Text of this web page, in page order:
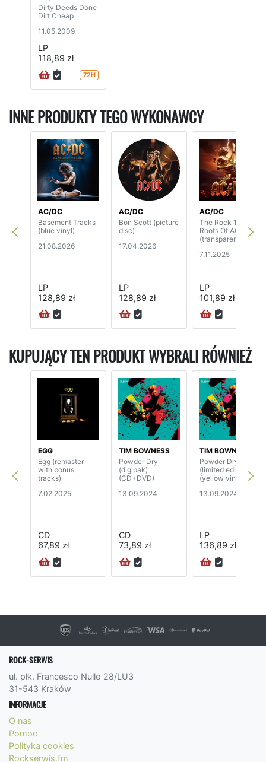
Dirty Deeds Done
Dirt Cheap
11.05.2009
LP
118,89 zł
72H
INNE PRODUKTY TEGO WYKONAWCY
AC/DC
Basement Tracks
(blue vinyl)
21.08.2026
LP
128,89 zł
AC/DC
Bon Scott (picture
disc)
17.04.2026
LP
128,89 zł
AC/DC
The Rock ‘N’
Roots Of AC/DC
(transparent vinyl)
7.11.2025
LP
101,89 zł
KUPUJĄCY TEN PRODUKT WYBRALI RÓWNIEŻ
EGG
Egg (remaster
with bonus
tracks)
7.02.2025
CD
67,89 zł
TIM BOWNESS
Powder Dry
(digipak)
(CD+DVD)
13.09.2024
CD
73,89 zł
TIM BOWNESS
Powder Dry
(limited edition)
(yellow vinyl)
13.09.2024
LP
136,89 zł
ROCK-SERWIS
ul. płk. Francesco Nullo 28/LU3
31-543 Kraków
INFORMACJE
O nas
Pomoc
Polityka cookies
Rockserwis.fm